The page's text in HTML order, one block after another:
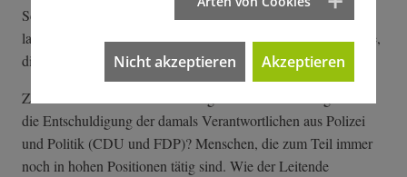
Schlagstöcken und Pfefferspray gewütet. Die Verantwortung
lag beim Stuttgarter Polizeipräsidium, das stets behauptet hatte,
die Politik habe sich in den Einsatz nicht eingemischt.
Zu schlechter Letzt noch die Frage: Und wo bleibt eigentlich
die Entschuldigung der damals Verantwortlichen aus Polizei
und Politik (CDU und FDP)? Menschen, die zum Teil immer
noch in hohen Positionen tätig sind. Wie der Leitende
Nicht akzeptieren Akzeptieren